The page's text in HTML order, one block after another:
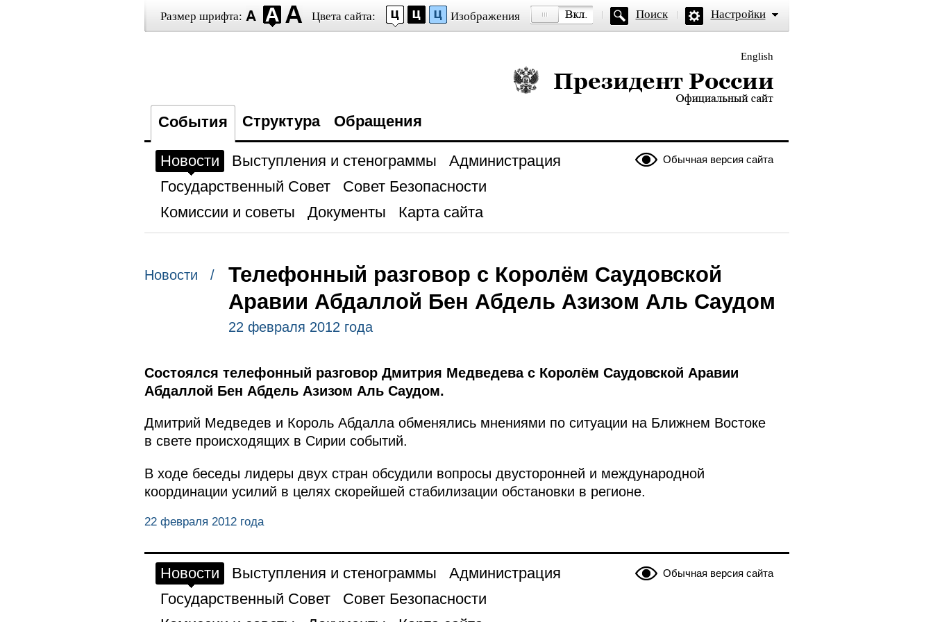
Размер шрифта: Цвета сайта: Изображения Поиск Настройки
English
Президент России — официальный сайт
События Структура Обращения
Обычная версия сайта
Новости Выступления и стенограммы
Администрация
Государственный Совет
Совет Безопасности
Комиссии и советы
Документы Карта сайта
Новости /
Телефонный разговор с Королём Саудовской
Аравии Абдаллой Бен Абдель Азизом Аль Саудом
22 февраля 2012 года
Состоялся телефонный разговор Дмитрия Медведева с Королём Саудовской Аравии
Абдаллой Бен Абдель Азизом Аль Саудом.
Дмитрий Медведев и Король Абдалла обменялись мнениями по ситуации на Ближнем Востоке
в свете происходящих в Сирии событий.
В ходе беседы лидеры двух стран обсудили вопросы двусторонней и международной
координации усилий в целях скорейшей стабилизации обстановки в регионе.
22 февраля 2012 года
Обычная версия сайта
Новости Выступления и стенограммы
Администрация
Государственный Совет
Совет Безопасности